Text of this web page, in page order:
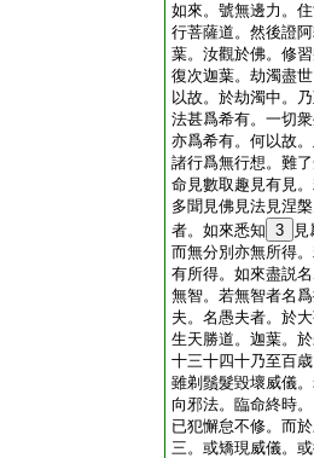
如來。號無邊力。
行菩薩道。然後證
葉。汝觀於佛。修
復次迦葉。劫濁盡
以故。於劫濁中。
法甚爲希有。一切
亦爲希有。何以故
諸行爲無行想。難
命見數取趣見有見
多聞見佛見法見涅
者。如來悉知 3
而無分別亦無所得
有所得。如來盡説
無智。若無智者名
夫。名愚夫者。於
生天勝道。迦葉。
十三十四十乃至百
雖剃鬚髮毀壞威儀
向邪法。臨命終時
已犯懈怠不修。而
三。或矯現威儀。